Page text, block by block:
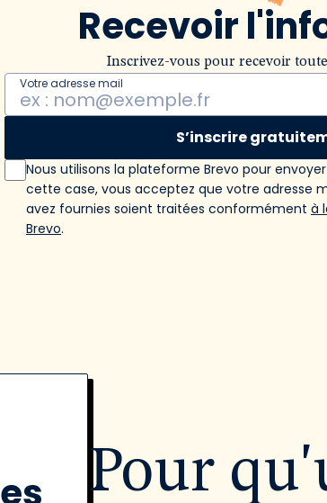
Recevoir
Inscrivez-vous pour recevoir
Votre adresse mail
S’inscrire
Nous utilisons la plateforme Brevo pour
cette case, vous acceptez que votre adresse
avez fournies soient traitées conformément à
Brevo.
Pour